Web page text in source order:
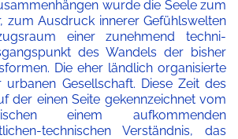
wurde die Seele zum
zum Ausdruck innerer Gefühlswelten
einer zunehmend techni-
des Wandels der bisher
Die eher ländlich organisierte
Gesellschaft. Diese Zeit des
der einen Seite gekennzeichnet vom
einem aufkommenden
technischen Verständnis, das